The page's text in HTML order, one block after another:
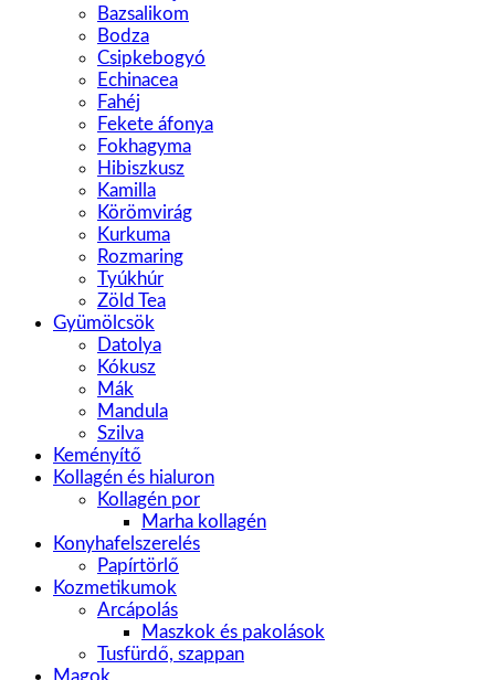
Bazsalikom
Bodza
Csipkebogyó
Echinacea
Fahéj
Fekete áfonya
Fokhagyma
Hibiszkusz
Kamilla
Körömvirág
Kurkuma
Rozmaring
Tyúkhúr
Zöld Tea
Gyümölcsök
Datolya
Kókusz
Mák
Mandula
Szilva
Keményítő
Kollagén és hialuron
Kollagén por
Marha kollagén
Konyhafelszerelés
Papírtörlő
Kozmetikumok
Arcápolás
Maszkok és pakolások
Tusfürdő, szappan